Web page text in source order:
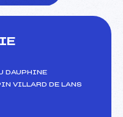
DAUPHINE
VILLARD DE LANS